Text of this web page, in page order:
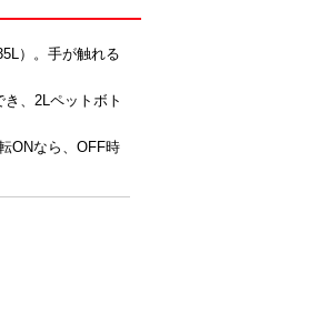
）。手が触れる
、2Lペットボト
ONなら、OFF時